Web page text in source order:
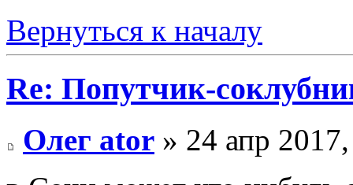
Вернуться к началу
Re: Попутчик-
Олег ator » 24 апр